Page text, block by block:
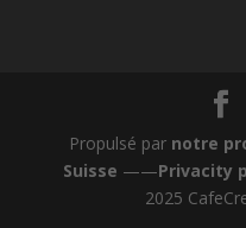
Propulsé par notre
Suisse ——Privacity
2025